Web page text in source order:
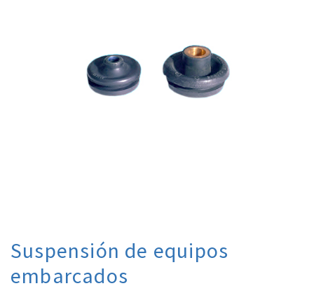
Suspensión de equipos
embarcados